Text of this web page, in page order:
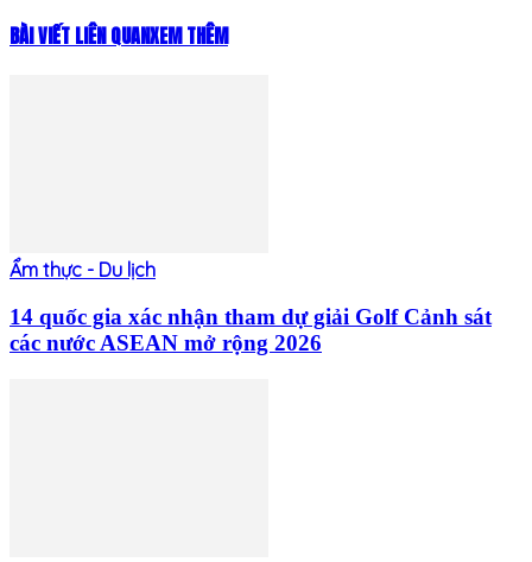
BÀI VIẾT LIÊN QUANXEM THÊM
Ẩm thực - Du lịch
14 quốc gia xác nhận tham dự giải Golf Cảnh sát
các nước ASEAN mở rộng 2026